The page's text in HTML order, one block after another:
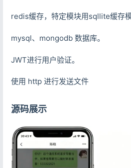
redis缓存，特定模块用sqllite缓存模
mysql、mongodb 数据库。
JWT进行用户验证。
使用 http 进行发送文件
源码展示